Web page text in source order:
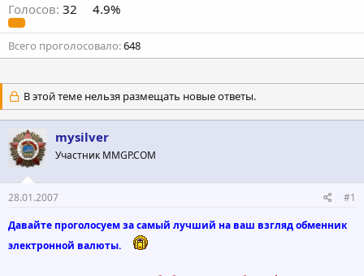
Голосов: 32 4.9%
Всего проголосовало 648
В этой теме нельзя размещать новые ответы.
mysilver
Участник MMGP.COM
28.01.2007
#1
Давайте проголосуем за самый лучший на ваш взгляд обменник
электронной валюты.